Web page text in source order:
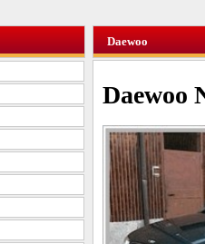
Daewoo
Daewoo